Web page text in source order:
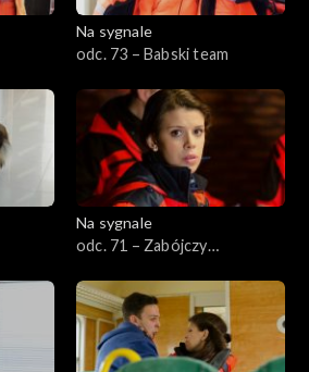
Na sygnale
odc. 73 – Babski team
Na sygnale
odc. 71 – Zabójczy